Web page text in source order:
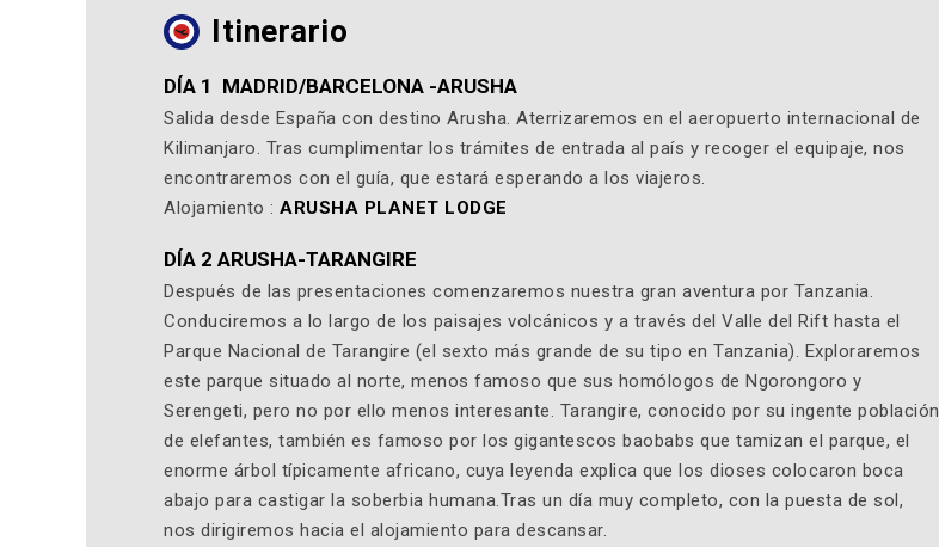
Itinerario
DÍA 1 MADRID/BARCELONA -ARUSHA
Salida desde España con destino Arusha. Aterrizaremos en el aeropuerto internacional de
Kilimanjaro. Tras cumplimentar los trámites de entrada al país y recoger el equipaje, nos
encontraremos con el guía, que estará esperando a los viajeros.
Alojamiento : ARUSHA PLANET LODGE
DÍA 2 ARUSHA-TARANGIRE
Después de las presentaciones comenzaremos nuestra gran aventura por Tanzania.
Conduciremos a lo largo de los paisajes volcánicos y a través del Valle del Rift hasta el
Parque Nacional de Tarangire (el sexto más grande de su tipo en Tanzania). Exploraremos
este parque situado al norte, menos famoso que sus homólogos de Ngorongoro y
Serengeti, pero no por ello menos interesante. Tarangire, conocido por su ingente población
de elefantes, también es famoso por los gigantescos baobabs que tamizan el parque, el
enorme árbol típicamente africano, cuya leyenda explica que los dioses colocaron boca
abajo para castigar la soberbia humana.Tras un día muy completo, con la puesta de sol,
nos dirigiremos hacia el alojamiento para descansar.